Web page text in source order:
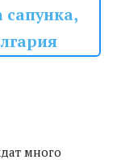
сапунка,
много